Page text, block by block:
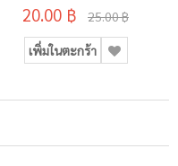
20.00 ฿ 25.00 ฿
เพิ่มในตะกร้า